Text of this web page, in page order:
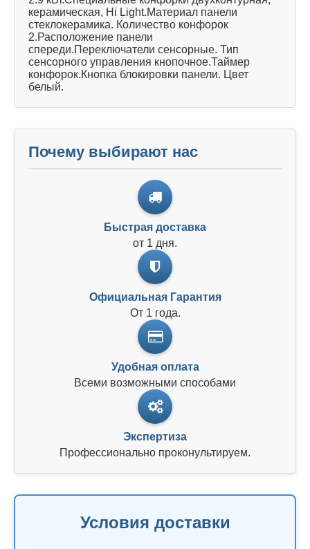
керамическая, Hi Light.Материал панели
стеклокерамика. Количество конфорок
2.Расположение панели
спереди.Переключатели сенсорные. Тип
сенсорного управления кнопочное.Таймер
конфорок.Кнопка блокировки панели. Цвет
белый.
Почему выбирают нас
Быстрая доставка
от 1 дня.
Официальная Гарантия
От 1 года.
Удобная оплата
Всеми возможными способами
Экспертиза
Профессионально проконультируем.
Условия доставки